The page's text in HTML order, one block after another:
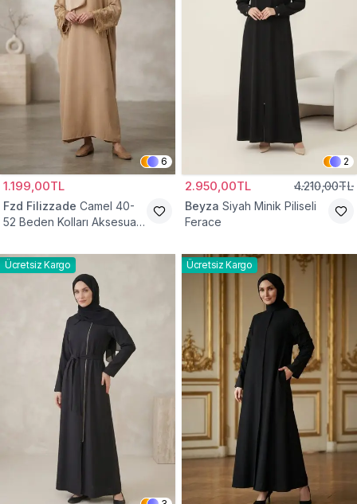
6
1.199,00TL
Fzd Filizzade Camel 40-
52 Beden Kolları Aksesuar
2
2.950,00TL 4.210,00TL
Beyza Siyah Minik Piliseli
Ferace
Ücretsiz Kargo Ücretsiz Kargo